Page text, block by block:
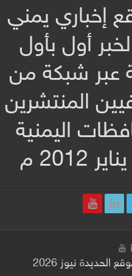
إخباري يمني
أول بأول
عبر شبكة من
المنتشرين
اليمنية
م
نيوز 2026